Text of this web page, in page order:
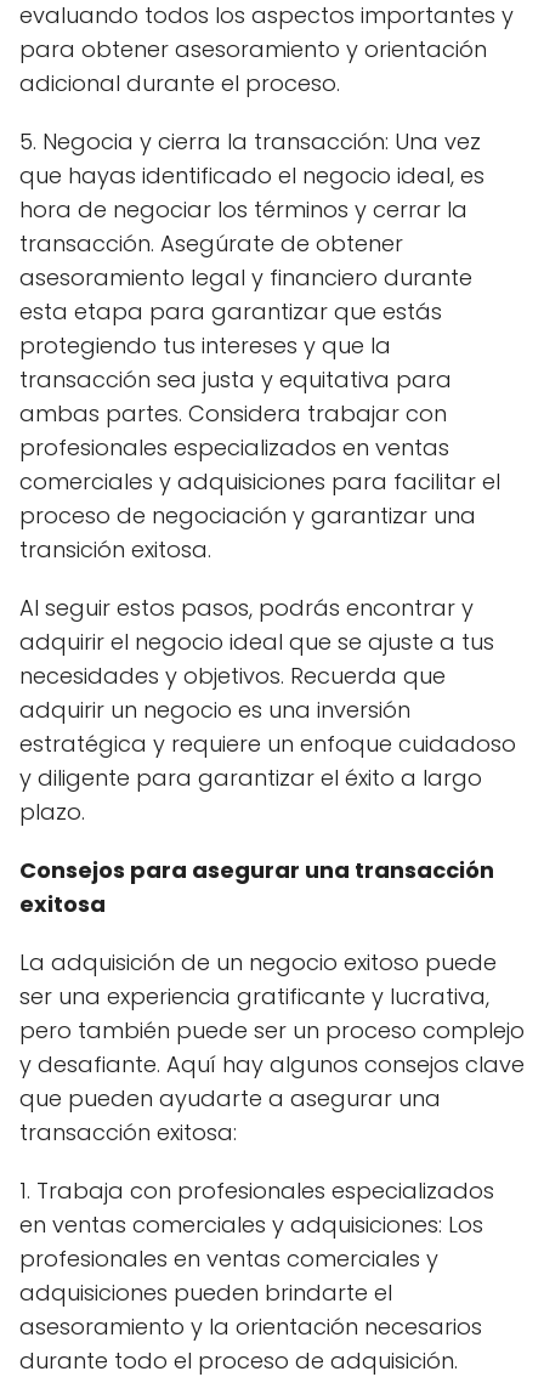
evaluando todos los aspectos importantes y
para obtener asesoramiento y orientación
adicional durante el proceso.
5. Negocia y cierra la transacción: Una vez
que hayas identificado el negocio ideal, es
hora de negociar los términos y cerrar la
transacción. Asegúrate de obtener
asesoramiento legal y financiero durante
esta etapa para garantizar que estás
protegiendo tus intereses y que la
transacción sea justa y equitativa para
ambas partes. Considera trabajar con
profesionales especializados en ventas
comerciales y adquisiciones para facilitar el
proceso de negociación y garantizar una
transición exitosa.
Al seguir estos pasos, podrás encontrar y
adquirir el negocio ideal que se ajuste a tus
necesidades y objetivos. Recuerda que
adquirir un negocio es una inversión
estratégica y requiere un enfoque cuidadoso
y diligente para garantizar el éxito a largo
plazo.
Consejos para asegurar una transacción
exitosa
La adquisición de un negocio exitoso puede
ser una experiencia gratificante y lucrativa,
pero también puede ser un proceso complejo
y desafiante. Aquí hay algunos consejos clave
que pueden ayudarte a asegurar una
transacción exitosa:
1. Trabaja con profesionales especializados
en ventas comerciales y adquisiciones: Los
profesionales en ventas comerciales y
adquisiciones pueden brindarte el
asesoramiento y la orientación necesarios
durante todo el proceso de adquisición.